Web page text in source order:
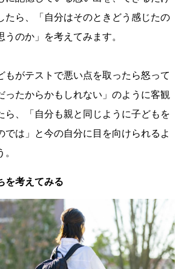
たら、「自分はそのときどう感じたの
のか」を考えてみます。
もがテストで悪い点を取ったら怒って
ったからかもしれない」のように客観
ら、「自分も親と同じように子どもを
では」と今の自分に目を向けられるよ
を考えてみる